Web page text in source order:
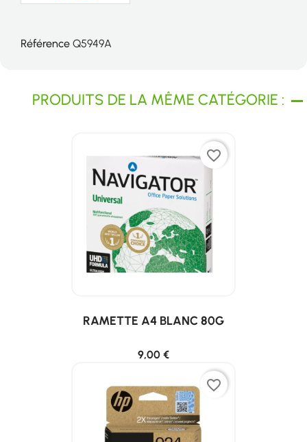
Référence Q5949A
PRODUITS DE LA MÊME CATÉGORIE :
favorite_border
RAMETTE A4 BLANC 80G
9,00 €
favorite_border